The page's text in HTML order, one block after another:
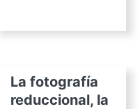
La fotografía
reduccional, la